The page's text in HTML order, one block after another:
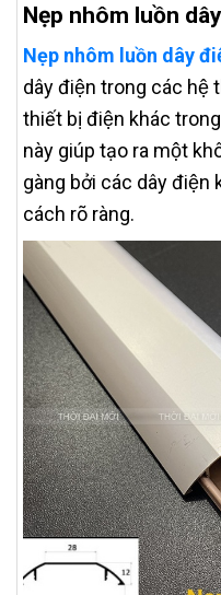
Nẹp nhôm luồn
Nẹp nhôm luồn dây
dây điện trong các hệ
thiết bị điện khác
này giúp tạo ra một
gàng bởi các dây
cách rõ ràng.